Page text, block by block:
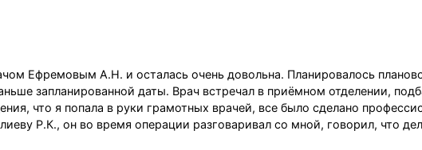
Ефремовым А.Н. и осталась очень довольна. Планировалось
запланированной даты. Врач встречал в приёмном отделении,
что я попала в руки грамотных врачей, все было сделано
Р.К., он во время операции разговаривал со мной, говорил, что